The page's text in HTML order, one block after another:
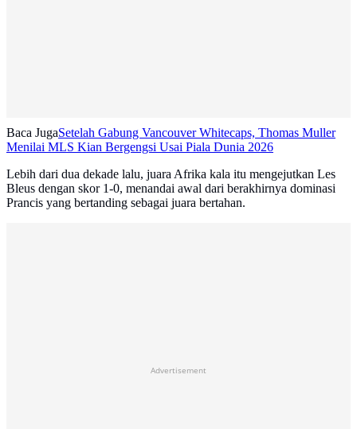
Baca JugaSetelah Gabung Vancouver Whitecaps, Thomas Muller
Menilai MLS Kian Bergengsi Usai Piala Dunia 2026
Lebih dari dua dekade lalu, juara Afrika kala itu mengejutkan Les
Bleus dengan skor 1-0, menandai awal dari berakhirnya dominasi
Prancis yang bertanding sebagai juara bertahan.
Advertisement